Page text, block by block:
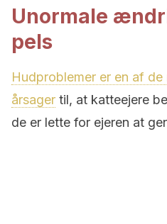
Unormale
pels
Hudproblemer er en af
årsager til, at katteejere
de er lette for ejeren at